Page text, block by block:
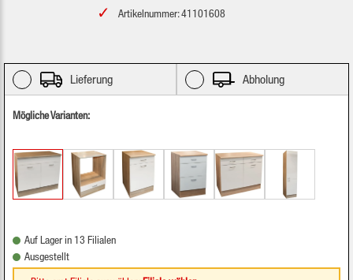
Artikelnummer: 41101608
Lieferung Abholung
Mögliche Varianten:
Auf Lager in 13 Filialen
Ausgestellt